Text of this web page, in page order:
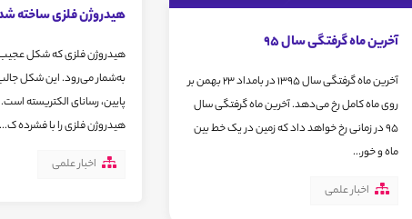
آخرین ماه گرفتگی سال 95
آخرین ماه گرفتگی سال 1395 در بامداد 23 بهمن بر
روی ماه کامل رخ می‌دهد. آخرین ماه گرفتگی سال
95 در زمانی رخ خواهد داد که زمین در یک خط بین
ماه و خور...
اخبار علمی
هیدروژن فلزی ساخته
هیدروژن فلزی که شکل
به‌شمار می‌رود. این شکل
پایین، رسانای الکتریسته
هیدروژن فلزی را با فشرده ک...
اخبار علمی